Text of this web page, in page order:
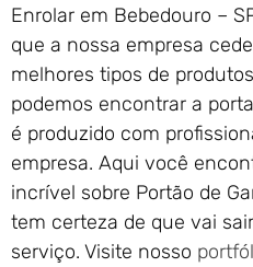
Enrolar em Bebedouro –
que a nossa empresa
melhores tipos de
podemos encontrar a
é produzido com
empresa. Aqui você
incrível sobre Portão de
tem certeza de que vai
serviço. Visite nosso